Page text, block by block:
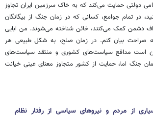
دولتی حمایت می‌کند که به خاک سرزمین ایران تجاوز
در تمام جوامع، کسانی که در زمان جنگ از بیگانگان
دشمن کمک می‌کنند، خائن شناخته می‌شوند. من ابایی
به صراحت بیان کنم. در زمان صلح، به شکل طبیعی هر
مدافع سیاست‌های کشوری و منتقد سیاست‌های
جنگ اما، حمایت از کشور متجاوز معنای عینی خیانت
از مردم و نیروهای سیاسی از رفتار نظام